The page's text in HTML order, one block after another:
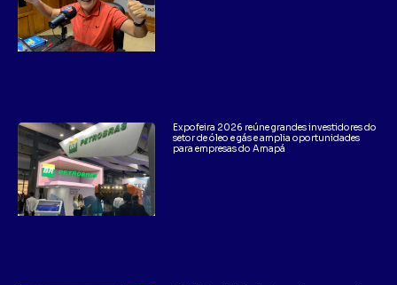
Expofeira 2026 reúne grandes investidores do
setor de óleo e gás e amplia oportunidades
para empresas do Amapá